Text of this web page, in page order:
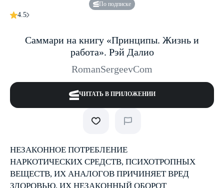
По подписке
4.5
Саммари на книгу «Принципы. Жизнь и
работа». Рэй Далио
RomanSergeevCom
ЧИТАТЬ В ПРИЛОЖЕНИИ
НЕЗАКОННОЕ ПОТРЕБЛЕНИЕ
НАРКОТИЧЕСКИХ СРЕДСТВ, ПСИХОТРОПНЫХ
ВЕЩЕСТВ, ИХ АНАЛОГОВ ПРИЧИНЯЕТ ВРЕД
ЗДОРОВЬЮ, ИХ НЕЗАКОННЫЙ ОБОРОТ